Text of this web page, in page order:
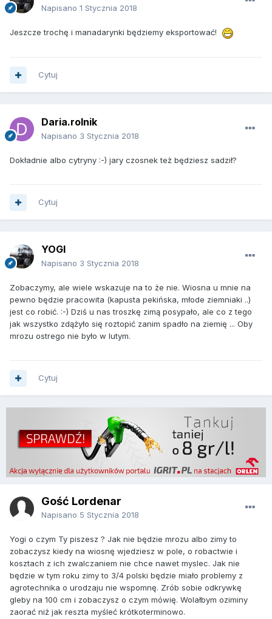
Napisano 1 Stycznia 2018
Jeszcze trochę i manadarynki będziemy eksportować!
Cytuj
Daria.rolnik
Napisano 3 Stycznia 2018
Dokładnie albo cytryny :-) jary czosnek też będziesz sadził?
Cytuj
YOGI
Napisano 3 Stycznia 2018
Zobaczymy, ale wiele wskazuje na to że nie. Wiosna u mnie na
pewno będzie pracowita (kapusta pekińska, młode ziemniaki ..)
jest co robić. :-) Dziś u nas troszkę zimą posypało, ale co z tego
jak wszystko zdążyło się roztopić zanim spadło na ziemię ... Oby
mrozu ostrego nie było w lutym.
Cytuj
Gość Lordenar
Napisano 5 Stycznia 2018
Yogi o czym Ty piszesz ? Jak nie będzie mrozu albo zimy to
zobaczysz kiedy na wiosnę wjedziesz w pole, o robactwie i
kosztach z ich zwalczaniem nie chce nawet myslec. Jak nie
będzie w tym roku zimy to 3/4 polski będzie miało problemy z
agrotechnika o urodzaju nie wspomnę. Zrób sobie odkrywkę
gleby na 100 cm i zobaczysz o czym mówię. Wolałbym oziminy
zaorać niż jak reszta myśleć krótkoterminowo.